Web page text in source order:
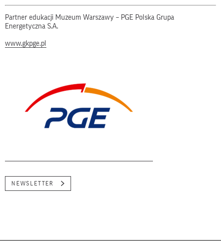
Partner edukacji Muzeum Warszawy – PGE Polska Grupa
Energetyczna S.A.
www.gkpge.pl
NEWSLETTER